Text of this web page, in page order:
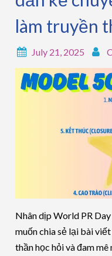
làm truyền
July 21, 2025
Nhân dịp World PR
muốn chia sẻ lại bài
thần học hỏi và đam